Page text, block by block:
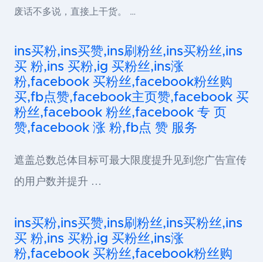
废话不多说，直接上干货。 …
ins买粉,ins买赞,ins刷粉丝,ins买粉丝,ins
买 粉,ins 买粉,ig 买粉丝,ins涨
粉,facebook 买粉丝,facebook粉丝购
买,fb点赞,facebook主页赞,facebook 买
粉丝,facebook 粉丝,facebook 专 页
赞,facebook 涨 粉,fb点 赞 服务
遮盖总数总体目标可最大限度提升见到您广告宣传
的用户数并提升 …
ins买粉,ins买赞,ins刷粉丝,ins买粉丝,ins
买 粉,ins 买粉,ig 买粉丝,ins涨
粉,facebook 买粉丝,facebook粉丝购